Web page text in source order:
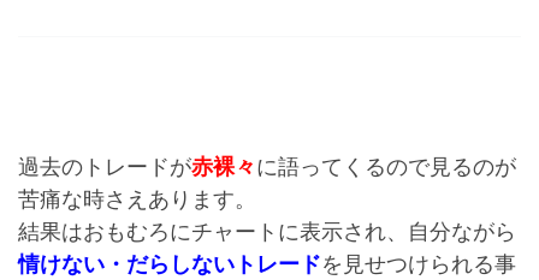
過去のトレードが赤裸々に語ってくるので見るのが
苦痛な時さえあります。
結果はおもむろにチャートに表示され、自分ながら
情けない・だらしないトレードを見せつけられる事